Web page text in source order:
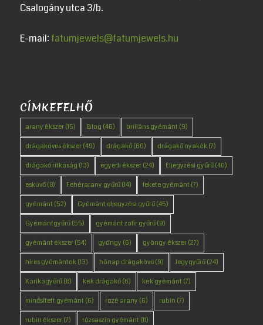
Csalogány utca 3/b.
E-mail: fatumjewels@fatumjewels.hu
CÍMKEFELHŐ
arany ékszer(15) Blog (46) briliáns gyémánt (9)
drágaköves ékszer(49) drágakő(60) drágakő nyakék(7)
drágakő ritkaság (13) egyedi ékszer(24) Eljegyzési gyűrű(40)
esküvő(8) Fehérarany gyűrű(14) fekete gyémánt (7)
gyémánt (52) Gyémánt eljegyzési gyűrű(45)
Gyémántgyűrű(55) gyémánt zafír gyűrű(9)
gyémánt ékszer(54) gyöngy (6) gyöngy ékszer(27)
híres gyémántok(13) hónap drágaköve(9) Jegygyűrű(24)
Karikagyűrű(8) kék drágakő(6) kék gyémánt (7)
minősített gyémánt (6) rozé arany (6) rubin (7)
rubin ékszer(7) rózsaszín gyémánt (11)